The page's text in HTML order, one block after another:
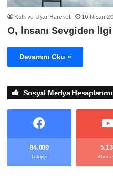
Kalk ve Uyar Hareketi 16 Nisan
O, İnsanı Sevgiden
Devamını Oku »
Sosyal Medya
84.000
Takipçi